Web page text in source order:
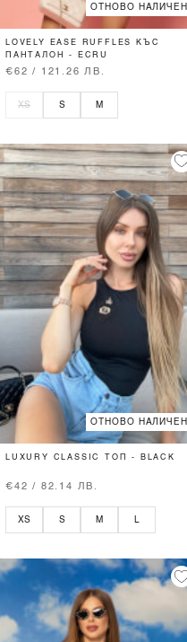
ОТНОВО НАЛИЧЕН
LOVELY EASE RUFFLES КЪС
ПАНТАЛОН - ECRU
€62 / 121.26 ЛВ.
XS S M
ОТНОВО НАЛИЧЕН
LUXURY CLASSIC ТОП - BLACK
€42 / 82.14 ЛВ.
XS S M L